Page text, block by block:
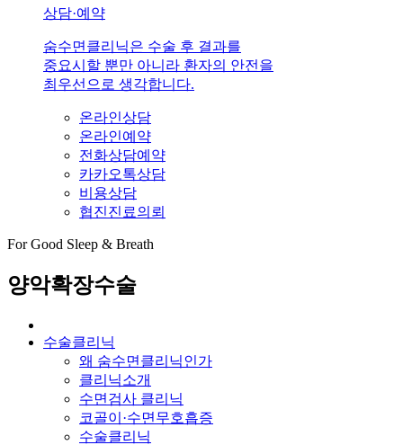
상담·예약
숨수면클리닉은 수술 후 결과를
중요시할 뿐만 아니라 환자의 안전을
최우선으로 생각합니다.
온라인상담
온라인예약
전화상담예약
카카오톡상담
비용상담
협진진료의뢰
For Good Sleep & Breath
양악확장수술
수술클리닉
왜 숨수면클리닉인가
클리닉소개
수면검사 클리닉
코골이·수면무호흡증
수술클리닉